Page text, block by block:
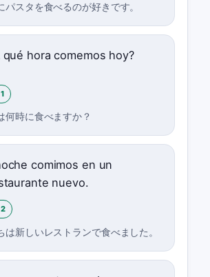
パスタを食べるのが好きです。
qué hora comemos hoy?
何時に食べますか？
comimos en un
nuevo.
は新しいレストランで食べました。